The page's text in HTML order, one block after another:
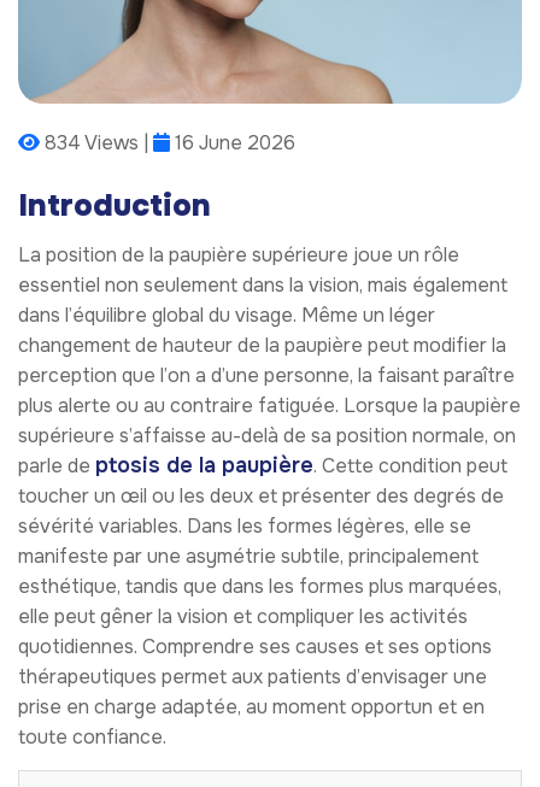
834 Views | 16 June 2026
Introduction
La position de la paupière supérieure joue un rôle
essentiel non seulement dans la vision, mais également
dans l’équilibre global du visage. Même un léger
changement de hauteur de la paupière peut modifier la
perception que l’on a d’une personne, la faisant paraître
plus alerte ou au contraire fatiguée. Lorsque la paupière
supérieure s’affaisse au-delà de sa position normale, on
parle de ptosis de la paupière. Cette condition peut
toucher un œil ou les deux et présenter des degrés de
sévérité variables. Dans les formes légères, elle se
manifeste par une asymétrie subtile, principalement
esthétique, tandis que dans les formes plus marquées,
elle peut gêner la vision et compliquer les activités
quotidiennes. Comprendre ses causes et ses options
thérapeutiques permet aux patients d’envisager une
prise en charge adaptée, au moment opportun et en
toute confiance.